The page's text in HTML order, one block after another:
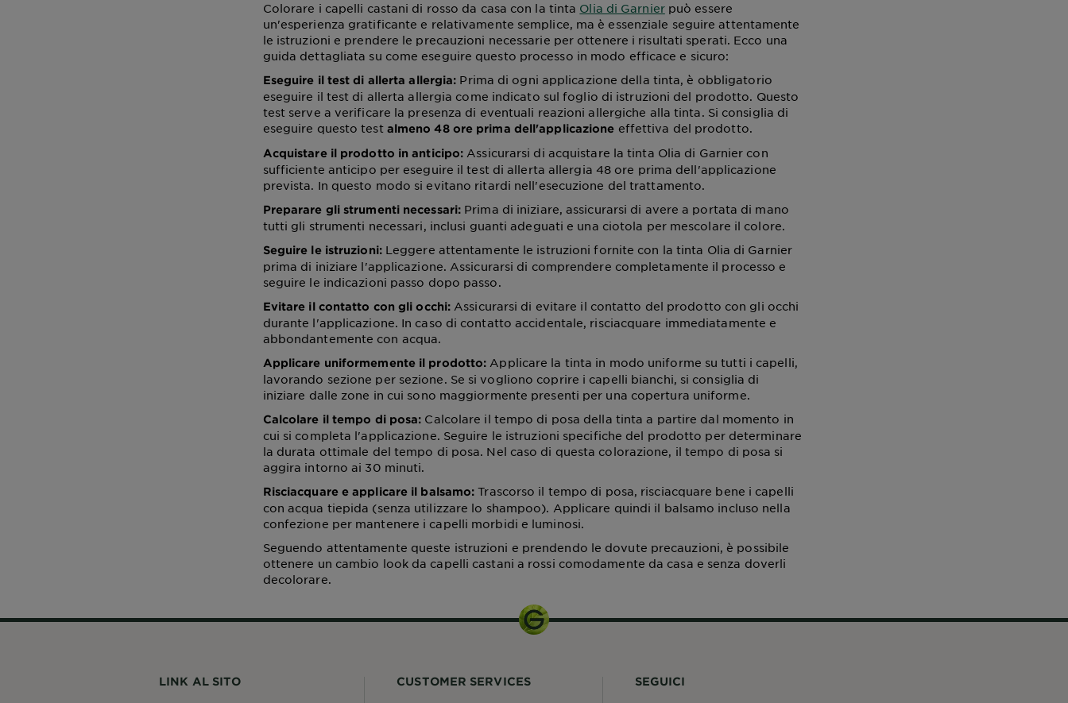
Colorare i capelli castani di rosso da casa con la tinta Olia di Garnierpuò essere
un'esperienza gratificante e relativamente semplice, ma è essenziale seguire attentamente
le istruzioni e prendere le precauzioni necessarie per ottenere i risultati sperati. Ecco una
guida dettagliata su come eseguire questo processo in modo efficace e sicuro:
Eseguire il test di allerta allergia: Prima di ogni applicazione della tinta, è obbligatorio
eseguire il test di allerta allergia come indicato sul foglio di istruzioni del prodotto. Questo
test serve a verificare la presenza di eventuali reazioni allergiche alla tinta. Si consiglia di
eseguire questo test almeno 48 ore prima dell'applicazione effettiva del prodotto.
Acquistare il prodotto in anticipo: Assicurarsi di acquistare la tinta Olia di Garnier con
sufficiente anticipo per eseguire il test di allerta allergia 48 ore prima dell'applicazione
prevista. In questo modo si evitano ritardi nell'esecuzione del trattamento.
Preparare gli strumenti necessari: Prima di iniziare, assicurarsi di avere a portata di mano
tutti gli strumenti necessari, inclusi guanti adeguati e una ciotola per mescolare il colore.
Seguire le istruzioni:Leggere attentamente le istruzioni fornite con la tinta Olia di Garnier
prima di iniziare l'applicazione. Assicurarsi di comprendere completamente il processo e
seguire le indicazioni passo dopo passo.
Evitare il contatto con gli occhi: Assicurarsi di evitare il contatto del prodotto con gli occhi
durante l'applicazione. In caso di contatto accidentale, risciacquare immediatamente e
abbondantemente con acqua.
Applicare uniformemente il prodotto: Applicare la tinta in modo uniforme su tutti i capelli,
lavorando sezione per sezione. Se si vogliono coprire i capelli bianchi, si consiglia di
iniziare dalle zone in cui sono maggiormente presenti per una copertura uniforme.
Calcolare il tempo di posa: Calcolare il tempo di posa della tinta a partire dal momento in
cui si completa l'applicazione. Seguire le istruzioni specifiche del prodotto per determinare
la durata ottimale del tempo di posa. Nel caso di questa colorazione, il tempo di posa si
aggira intorno ai 30 minuti.
Risciacquare e applicare il balsamo: Trascorso il tempo di posa, risciacquare bene i capelli
con acqua tiepida (senza utilizzare lo shampoo). Applicare quindi il balsamo incluso nella
confezione per mantenere i capelli morbidi e luminosi.
Seguendo attentamente queste istruzioni e prendendo le dovute precauzioni, è possibile
ottenere un cambio look da capelli castani a rossi comodamente da casa e senza doverli
decolorare.
LINK AL SITO CUSTOMER SERVICES SEGUICI